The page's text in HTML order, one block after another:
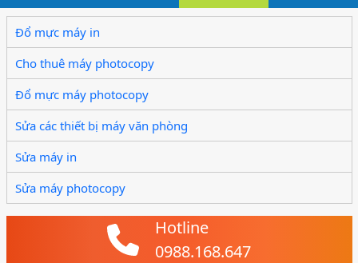
Đổ mực máy in
Cho thuê máy photocopy
Đổ mực máy photocopy
Sửa các thiết bị máy văn phòng
Sửa máy in
Sửa máy photocopy
Hotline
0988.168.647